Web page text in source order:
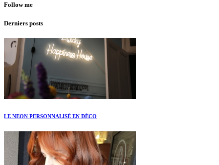
Follow me
Derniers posts
LE NEON PERSONNALISÉ EN DÉCO